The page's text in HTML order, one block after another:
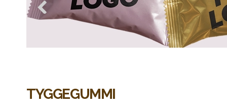
TYGGEGUMMI